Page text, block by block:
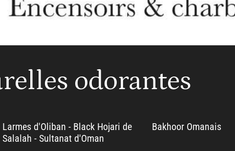
odorantes
Larmes d'Oliban - Black Hojari de
Salalah - Sultanat d'Oman
Bakhoor Omanais